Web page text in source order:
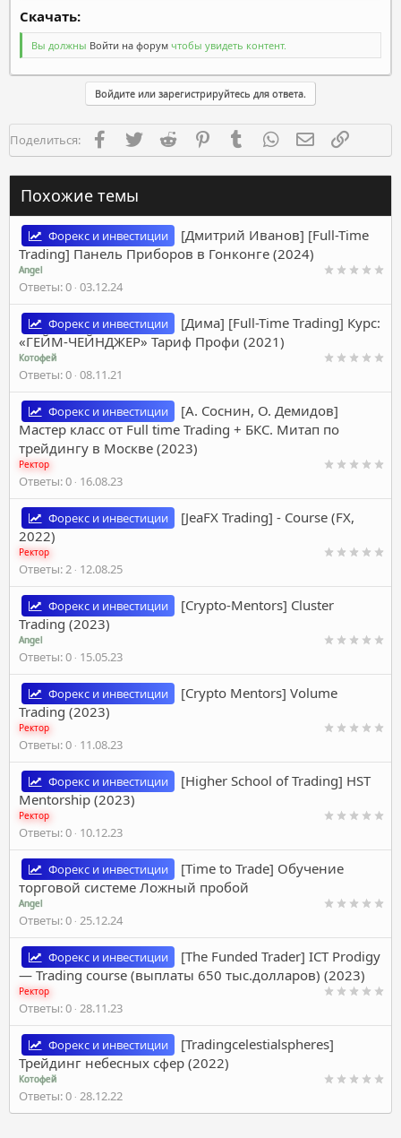
Скачать:​
Вы должны Войти на форум чтобы увидеть контент.
Войдите или зарегистрируйтесь для ответа.
Поделиться: FacebookTwitter Reddit PinterestTumblr WhatsAppЭлектронная
Похожие темы
Форекс и инвестиции
[Дмитрий Иванов] [Full-Time
Trading] Панель Приборов в Гонконге (2024)
Angel
Ответы 0 03.12.24
Форекс и инвестиции
[Дима] [Full-Time Trading] Курс:
«ГЕЙМ-ЧЕЙНДЖЕР» Тариф Профи (2021)
Котофей
Ответы 0 08.11.21
Форекс и инвестиции
[А. Соснин, О. Демидов]
Мастер класс от Full time Trading + БКС. Митап по
трейдингу в Москве (2023)
Ректор
Ответы 0 16.08.23
Форекс и инвестиции
[JeaFX Trading] - Course (FX,
2022)
Ректор
Ответы 2 12.08.25
Форекс и инвестиции
[Crypto-Mentors] Cluster
Trading (2023)
Angel
Ответы 0 15.05.23
Форекс и инвестиции
[Crypto Mentors] Volume
Trading (2023)
Ректор
Ответы 0 11.08.23
Форекс и инвестиции
[Higher School of Trading] HST
Mentorship (2023)
Ректор
Ответы 0 10.12.23
Форекс и инвестиции
[Time to Trade] Обучение
торговой системе Ложный пробой
Angel
Ответы 0 25.12.24
Форекс и инвестиции
[The Funded Trader] ICT Prodigy
— Trading course (выплаты 650 тыс.долларов) (2023)
Ректор
Ответы 0 28.11.23
Форекс и инвестиции
[Tradingcelestialspheres]
Трейдинг небесных сфер (2022)
Котофей
Ответы 0 28.12.22